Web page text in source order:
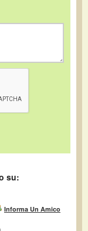
su:
Informa Un Amico